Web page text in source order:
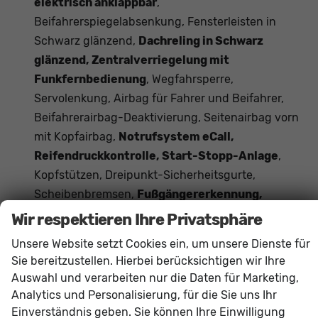
elektrisch anklappbar,
Beifahrerspiegelabsenkung, Fensterleisten in
Schwarz glänzend, Dachreling in Schwarz
glänzend, Zentralverriegelung mit
Funkfernbedienung, Wegfahrsperre,
Servolenkung, Airbag für Fahrer und Beifahrer,
Beifahrerairbag-Deaktivierung, Seitenairbag vorn
mit Kopfairbag, Notrufsystem eCall,
Reifendruckkontrolle, Start-Stopp-Anlage,
Kopfstützen, Dreipunkt-Sicherheitsgurte,
Scheibenbremsen, Fußgängererkennung,
Fensterheber elektrisch, Isofix,
Innen
Ambiente-Beleuchtung
vorhanden
Armlehnen
Mittelarmlehne, Vorne und hinten
Wir respektieren Ihre Privatsphäre
Unsere Website setzt Cookies ein, um unsere Dienste für
Sie bereitzustellen. Hierbei berücksichtigen wir Ihre
Auswahl und verarbeiten nur die Daten für Marketing,
Analytics und Personalisierung, für die Sie uns Ihr
Einverständnis geben. Sie können Ihre Einwilligung